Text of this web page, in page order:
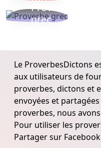
Proverbe
grec
Le ProverbesDictons
aux utilisateurs de
proverbes, dictons et
envoyées et
proverbes, nous
Pour utiliser les
Partager sur Facebook